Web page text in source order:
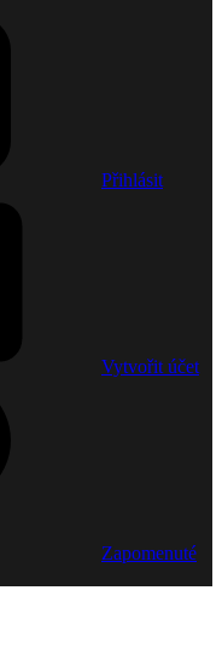
Přihlásit
Vytvořit účet
Zapomenuté